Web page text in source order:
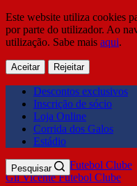
Este website utiliza cookies
por parte do utilizador. Ao
utilização. Sabe mais aqui.
Aceitar Rejeitar
Descontos exclusivos
Inscrição de sócio
Loja Online
Corrida dos Galos
Estádio
Gil Vicente Futebol Clube
Pesquisar